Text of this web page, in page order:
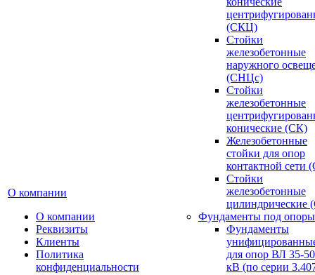
О компании
О компании
Реквизиты
Клиенты
Политика
конфиденциальности
(СКЦ)
Стойки
железобетонные
наружного
(СНЦс)
Стойки
железобетонные
конические (СК)
Железобетонные
стойки для опор
контактной сети
Стойки
железобетонные
цилиндрические
Фундаменты под опоры
Фундаменты
для опор ВЛ 35-
кВ (по серии